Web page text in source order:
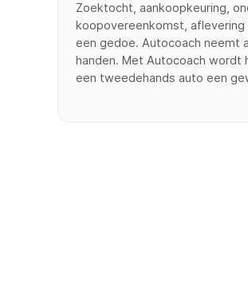
Zoektocht, aankoopkeuring,
koopovereenkomst, aflevering
een gedoe. Autocoach neemt
handen. Met Autocoach wordt
een tweedehands auto een